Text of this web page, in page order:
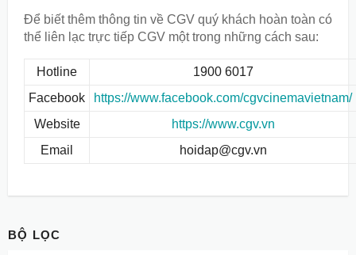
Để biết thêm thông tin về CGV quý khách hoàn toàn có
thể liên lạc trực tiếp CGV một trong những cách sau:
Hotline
1900 6017
Facebook
https://www.facebook.com/cgvcinemavietnam/
Website
https://www.cgv.vn
Email
hoidap@cgv.vn
BỘ LỌC